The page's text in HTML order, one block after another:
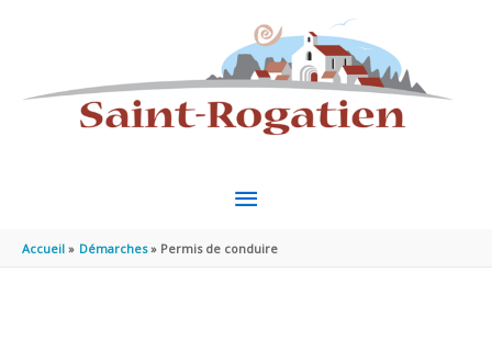
MENU
PRINCIPAL
Accueil Démarches Permis de conduire